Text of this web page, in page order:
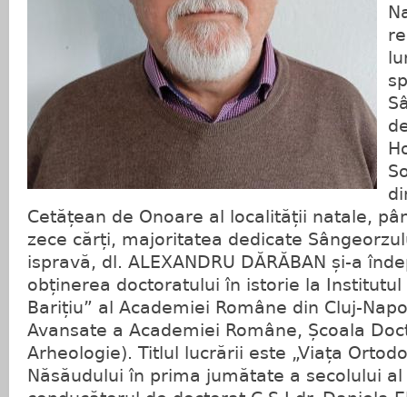
Cetățean de Onoare al localității natale,
zece cărți, majoritatea dedicate
ispravă, dl. ALEXANDRU DĂRĂBAN și-a
obținerea doctoratului în istorie la Institutul
Barițiu” al Academiei Române din Cluj-
Avansate a Academiei Române, Școala
Arheologie). Titlul lucrării este „Viața
Năsăudului în prima jumătate a secolului al